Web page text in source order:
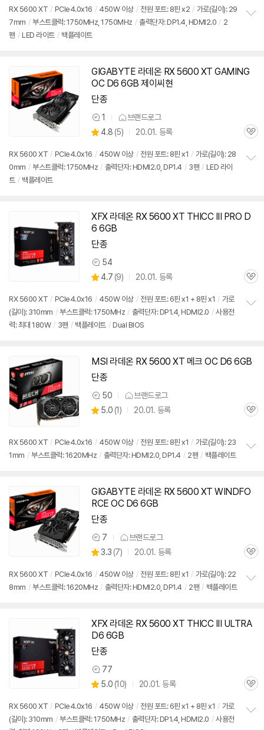
견
점
리
뷰
RX 5600 XT / PCIe4.0x16 / 450W 이상 / 전원 포트: 8핀 x2 / 가로(길이): 29
7mm / 부스트클럭: 1750MHz, 1750MHz / 출력단자: DP1.4, HDMI2.0 / 2
팬 / LED 라이트 / 백플레이트
GIGABYTE 라데온 RX 5600 XT GAMING
OC D6 6GB 제이씨현
단종
상
품
견
1 브랜드로그
별
점
4.8 (상
리
뷰
5) 20.01. 등록
관
상
RX 5600 XT / PCIe4.0x16 / 450W 이상 / 전원 포트: 8핀 x1 / 가로(길이): 28
0mm / 부스트클럭: 1750MHz / 출력단자: HDMI2.0, DP1.4 / 3팬 / LED 라이
트 / 백플레이트
XFX 라데온 RX 5600 XT THICC III PRO D
6 6GB
단종
상
품
견
54
별
점
4.7 (상
리
뷰
9) 20.01. 등록
관
RX 5600 XT / PCIe4.0x16 / 450W 이상 / 전원 포트: 6핀 x1 + 8핀 x1 / 가로
(길이): 310mm / 부스트클럭: 1750MHz / 출력단자: DP1.4, HDMI2.0 / 사용전
력: 최대 180W / 3팬 / 백플레이트 / Dual BIOS
기
MSI 라데온 RX 5600 XT 메크 OC D6 6GB
단종
상
품
50 브랜드로그
별
5.0 (상
1) 20.01. 등록
관
RX 5600 XT / PCIe4.0x16 / 450W 이상 / 전원 포트: 8핀 x1 / 가로(길이): 23
1mm / 부스트클럭: 1620MHz / 출력단자: HDMI2.0, DP1.4 / 2팬 / 백플레이트
GIGABYTE 라데온 RX 5600 XT WINDFO
RCE OC D6 6GB
단종
상
품
견
7 브랜드로그
별
점
3.3 (상
리
뷰
7) 20.01. 등록
관
RX 5600 XT / PCIe4.0x16 / 450W 이상 / 전원 포트: 8핀 x1 / 가로(길이): 22
8mm / 부스트클럭: 1620MHz / 출력단자: HDMI2.0, DP1.4 / 2팬 / 백플레이트
치
XFX 라데온 RX 5600 XT THICC III ULTRA
D6 6GB
단종
상
품
견
77
별
점
5.0 (상
리
뷰
10) 20.01. 등록
관
RX 5600 XT / PCIe4.0x16 / 450W 이상 / 전원 포트: 6핀 x1 + 8핀 x1 / 가로
(길이): 310mm / 부스트클럭: 1750MHz / 출력단자: DP1.4, HDMI2.0 / 사용전